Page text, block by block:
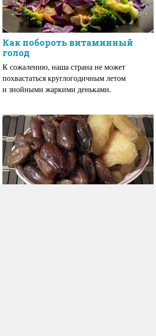
Как побороть витаминный
голод
К сожалению, наша страна не может
похвастаться круглогодичным летом
и знойными жаркими деньками.